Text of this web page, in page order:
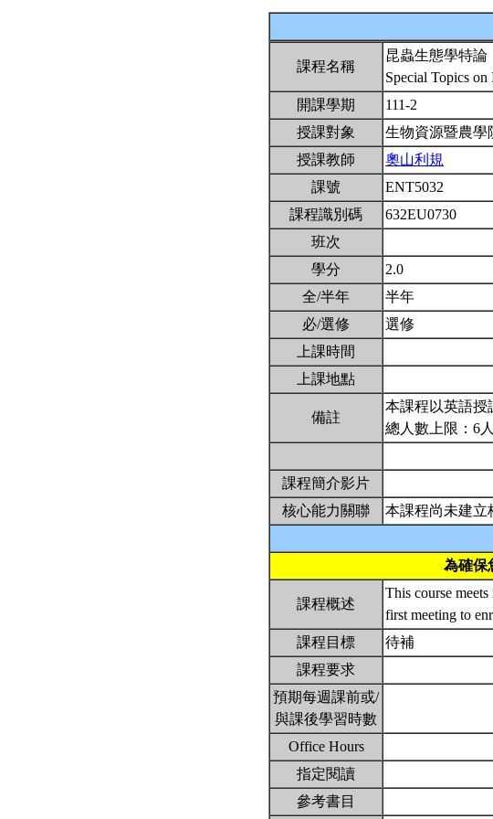
課程名稱
昆蟲生態學特論
Special Topics
開課學期
111-2
授課對象
生物資源暨農
授課教師
奧山利規
課號
ENT5032
課程識別碼
632EU0730
班次
學分
2.0
全/半年
半年
必/選修
選修
上課時間
上課地點
備註
本課程以英語授
總人數上限：6人
課程簡介影片
核心能力關聯
本課程尚未建立
為確保
課程概述
This course
first meeting to
課程目標
待補
課程要求
預期每週課前或/
與課後學習時數
Office Hours
指定閱讀
參考書目